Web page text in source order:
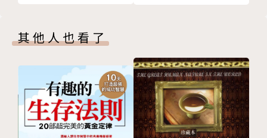
各界推薦
丁菱娟 影響力品牌學院創辦人
許瑞云 心能量管理中心執行長
張德明 前臺北榮民總醫院院長
劉博仁 科博特診所院長
劉秀枝 失智症領域權威
練習：6步驟學會愛自己
祕訣四 你不是孤單一人
19 所有生命是相互連結的
20 在不完美裡，看見美好
21 找到你的朋友
22 如何立下界限
23 傾聽的力量
其他人也看了